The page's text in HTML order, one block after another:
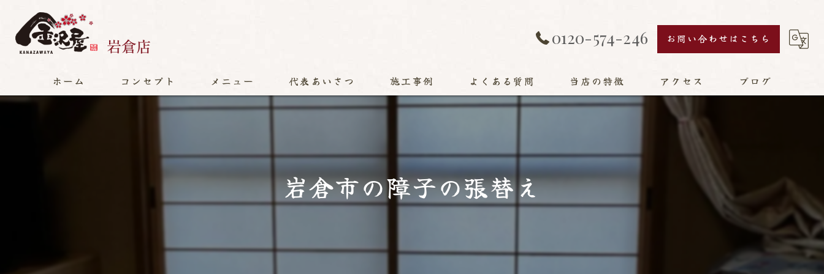
0120-574-246 お問い合わせはこちら
ホーム コンセプト メニュー 代表あいさつ 施工事例 よくある質問 当店の特徴
畳
アクセス ブログ
岩倉市の障子の張替え